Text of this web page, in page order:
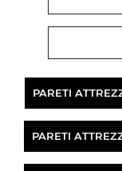
PARETI
PARETI